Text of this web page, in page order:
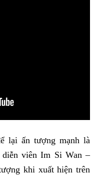
lại ấn tượng mạnh là
viên Im Si Wan –
khi xuất hiện trên